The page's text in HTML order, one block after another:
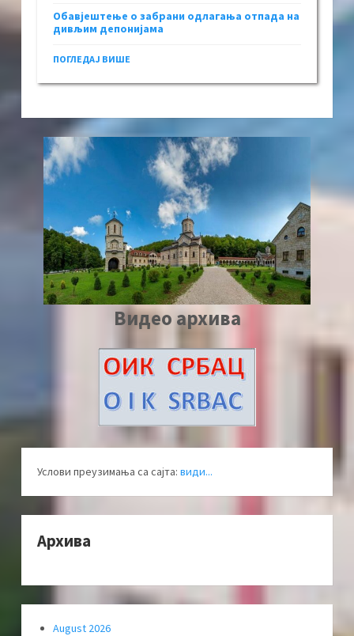
Обавјештење о забрани одлагања отпада на
дивљим депонијама
ПОГЛЕДАЈ ВИШЕ
Видео архива
Услови преузимања са сајта: види...
Архива
August 2026